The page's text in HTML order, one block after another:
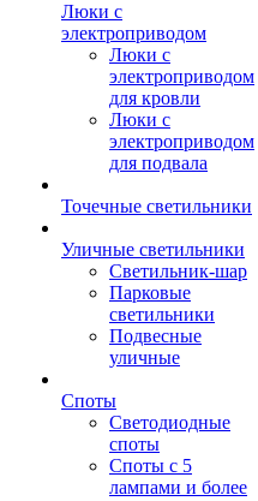
Люки с
электроприводом
Люки с
электроприводом
для кровли
Люки с
электроприводом
для подвала
Точечные светильники
Уличные светильники
Светильник-шар
Парковые
светильники
Подвесные
уличные
Споты
Светодиодные
споты
Споты с 5
лампами и более